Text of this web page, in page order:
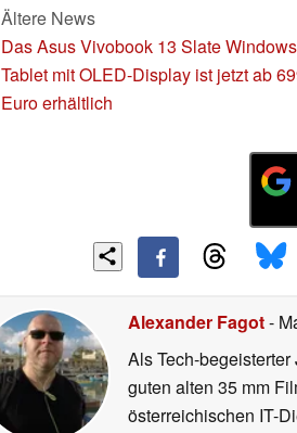
Ältere News
Das Asus Vivobook 13 Slate
Tablet mit OLED-Display ist jetzt ab
Euro erhältlich
Alexander Fagot-
Als Tech-
guten alten 35 mm
österreichischen IT-